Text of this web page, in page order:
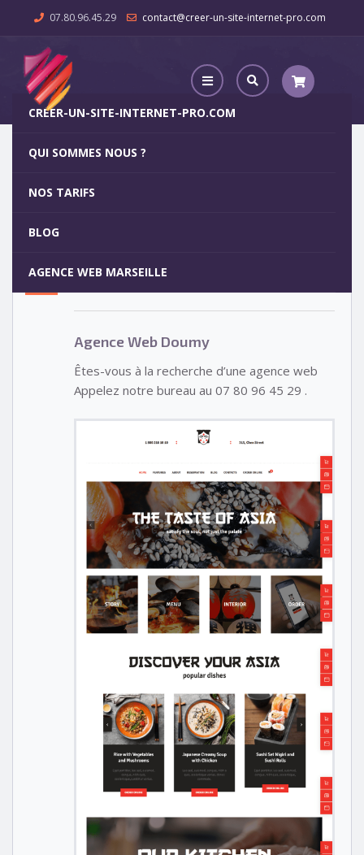
07.80.96.45.29 contact@creer-un-site-internet-pro.com
CREER-UN-SITE-INTERNET-PRO.COM
QUI SOMMES NOUS ?
NOS TARIFS
BLOG
AGENCE WEB MARSEILLE
Agence Web Doumy
5
Votre site internet pour 29€
Agence Web Doumy
Êtes-vous à la recherche d’une agence web
Appelez notre bureau au 07 80 96 45 29 .